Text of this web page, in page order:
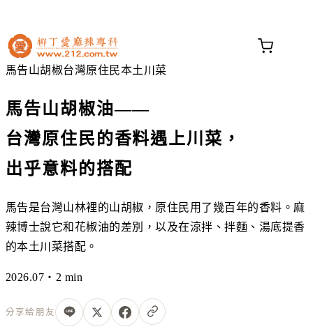
馬告山胡椒台灣原住民本土川菜
馬告山胡椒油——
台灣原住民的香料遇上川菜，
出乎意料的搭配
馬告是台灣山林裡的山胡椒，原住民用了幾百年的香料。麻
辣博士說它和花椒油的差別，以及在涼拌、拌麵、湯底提香
的本土川菜搭配。
2026.07・2 min
分享給朋友